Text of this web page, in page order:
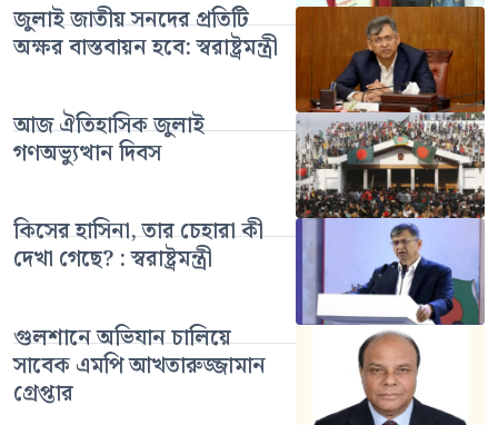
জুলাই জাতীয় সনদের প্রতিটি
অক্ষর বাস্তবায়ন হবে: স্বরাষ্ট্রমন্ত্রী
আজ ঐতিহাসিক জুলাই
গণঅভ্যুত্থান দিবস
কিসের হাসিনা, তার চেহারা কী
দেখা গেছে? : স্বরাষ্ট্রমন্ত্রী
গুলশানে অভিযান চালিয়ে
সাবেক এমপি আখতারুজ্জামান
গ্রেপ্তার